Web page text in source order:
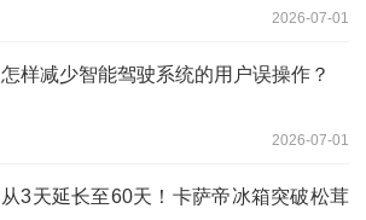
2026-07-01
怎样减少智能驾驶系统的用户误操作？
2026-07-01
从3天延长至60天！卡萨帝冰箱突破松茸